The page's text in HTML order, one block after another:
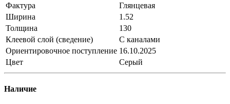
Фактура
Глянцевая
Ширина
1.52
Толщина
130
Клеевой слой (сведение)
С каналами
Ориентировочное поступление 16.10.2025
Цвет
Серый
Наличие